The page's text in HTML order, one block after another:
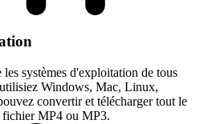
systèmes d'exploitation de tous
Windows, Mac, Linux,
convertir et télécharger tout le
MP4 ou MP3.